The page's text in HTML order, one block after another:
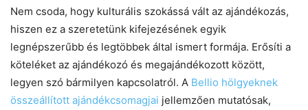
Nem csoda, hogy kulturális szokássá vált az ajándékozás,
hiszen ez a szeretetünk kifejezésének egyik
legnépszerűbb és legtöbbek által ismert formája. Erősíti a
köteléket az ajándékozó és megajándékozott között,
legyen szó bármilyen kapcsolatról. A Bellio hölgyeknek
összeállított ajándékcsomagjai jellemzően mutatósak,